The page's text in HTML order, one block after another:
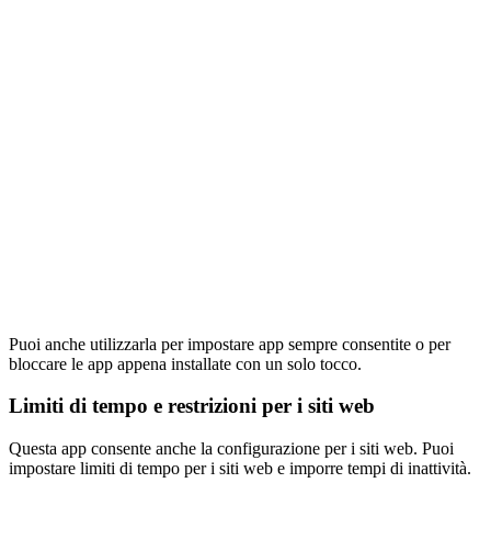
Puoi anche utilizzarla per impostare app sempre consentite o per
bloccare le app appena installate con un solo tocco.
Limiti di tempo e restrizioni per i siti web
Questa app consente anche la configurazione per i siti web. Puoi
impostare limiti di tempo per i siti web e imporre tempi di inattività.